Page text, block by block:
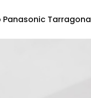
Panasonic Tarragona